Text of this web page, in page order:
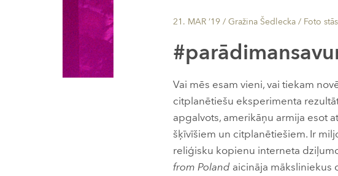
21. MAR ’19 / Gražina Šedlecka / Foto
Vai mēs esam vieni, vai tiekam
citplanētiešu eksperimenta
apgalvots, amerikāņu armija esot
šķīvīšiem un citplanētiešiem. Ir
reliģisku kopienu interneta
from Poland aicināja māksliniekus